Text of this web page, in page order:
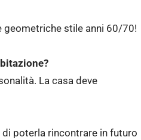
geometriche stile anni 60/70!
La casa deve
poterla rincontrare in futuro